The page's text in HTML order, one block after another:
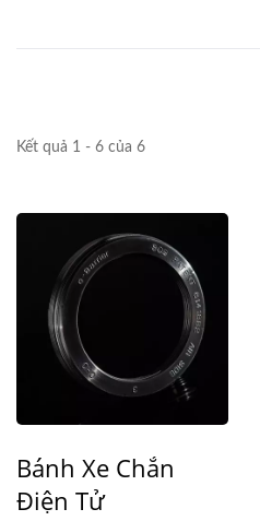
Kết quả 1 - 6 của 6
Bánh Xe Chắn
Điện Tử